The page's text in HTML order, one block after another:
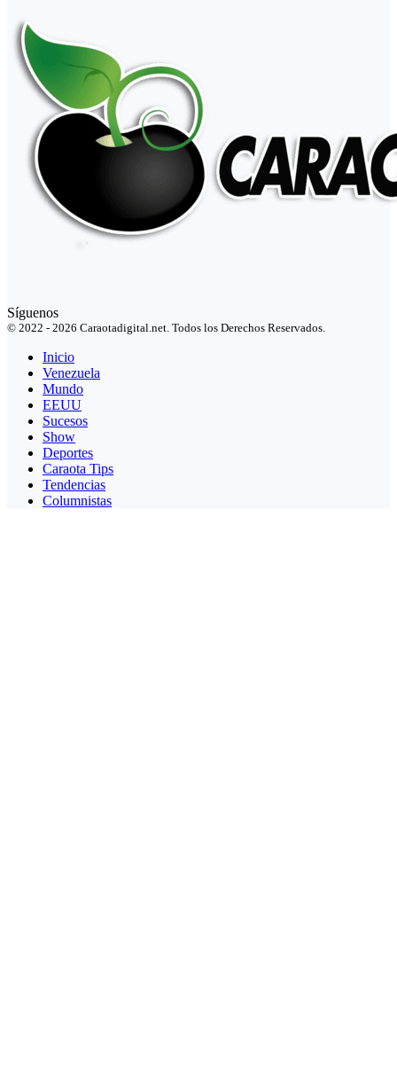
Síguenos
© 2022 - 2026 Caraotadigital.net. Todos los Derechos Reservados.
Inicio
Venezuela
Mundo
EEUU
Sucesos
Show
Deportes
Caraota Tips
Tendencias
Columnistas